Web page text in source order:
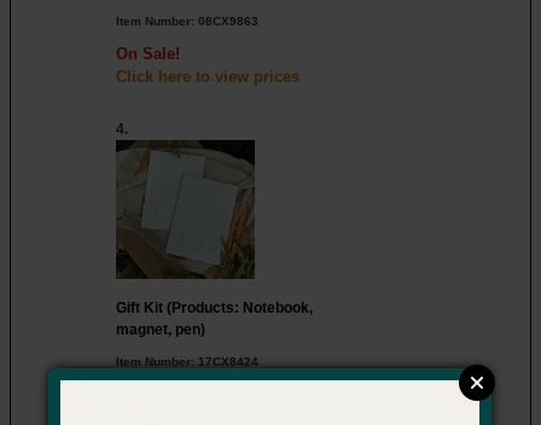
Item Number: 08CX9863
On Sale!
Click here to view prices
4.
Gift Kit (Products: Notebook,
magnet, pen)
Item Number: 17CX8424